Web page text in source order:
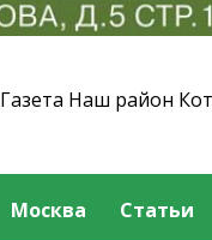
Газета Наш район
Москва Статьи